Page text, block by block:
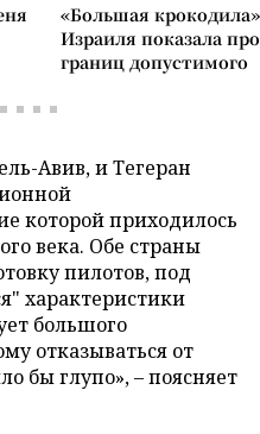
«Большая
Израиля показала
границ допустимого
Авив, и Тегеран
которой приходилось
века. Обе страны
пилотов, под
характеристики
большого
отказываться от
бы глупо», – поясняет